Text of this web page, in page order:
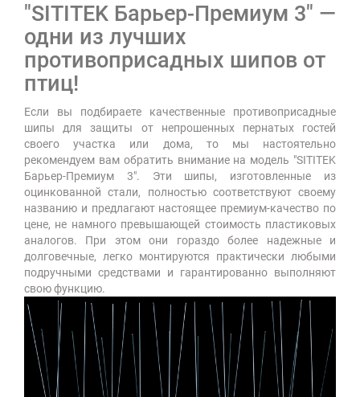
"SITITEK Барьер-Премиум 3" —
одни из лучших
противоприсадных шипов от
птиц!
Если вы подбираете качественные противоприсадные
шипы для защиты от непрошенных пернатых гостей
своего участка или дома, то мы настоятельно
рекомендуем вам обратить внимание на модель "SITITEK
Барьер-Премиум 3". Эти шипы, изготовленные из
оцинкованной стали, полностью соответствуют своему
названию и предлагают настоящее премиум-качество по
цене, не намного превышающей стоимость пластиковых
аналогов. При этом они гораздо более надежные и
долговечные, легко монтируются практически любыми
подручными средствами и гарантированно выполняют
свою функцию.